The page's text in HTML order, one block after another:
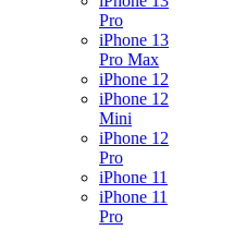
Pro
iPhone 13
Pro Max
iPhone 12
iPhone 12
Mini
iPhone 12
Pro
iPhone 11
iPhone 11
Pro